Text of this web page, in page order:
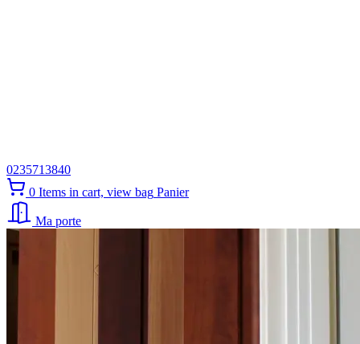
0235713840
0 Items in cart, view bag Panier
Ma porte